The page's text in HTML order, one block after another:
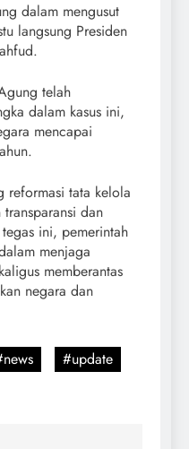
dalam mengusut
langsung Presiden
telah
dalam kasus ini,
mencapai
reformasi tata kelola
dan
ini, pemerintah
menjaga
memberantas
negara dan
#update